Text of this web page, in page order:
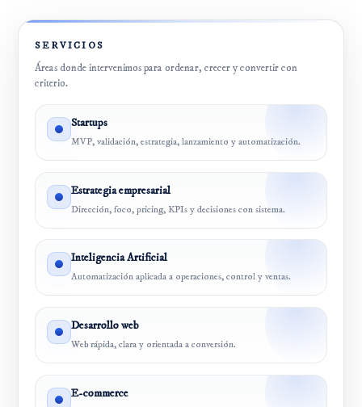
SERVICIOS
Áreas donde intervenimos para ordenar, crecer y convertir con
criterio.
Startups
MVP, validación, estrategia, lanzamiento y automatización.
Estrategia empresarial
Dirección, foco, pricing, KPIs y decisiones con sistema.
Inteligencia Artificial
Automatización aplicada a operaciones, control y ventas.
Desarrollo web
Web rápida, clara y orientada a conversión.
E-commerce